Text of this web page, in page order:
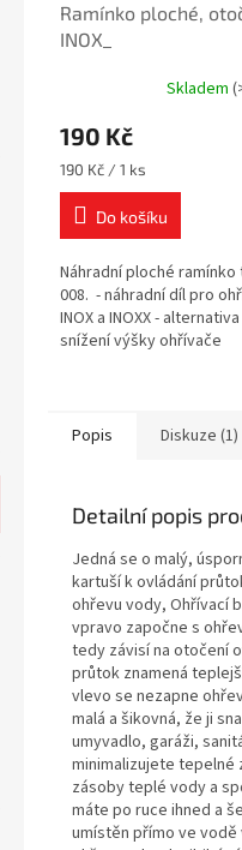
Ramínko ploché,
INOX_
Skladem
190 Kč
Měrná
cena:
190 Kč / 1 ks
Do košíku
Náhradní ploché ramínko
008. - náhradní díl pro
INOX a INOXX -
snížení výšky ohřívače
Popis Diskuze (1)
Detailní popis
Jedná se o malý,
kartuší k ovládání
ohřevu vody, Ohřívací
vpravo započne s
tedy závisí na otočení
průtok znamená
vlevo se nezapne
malá a šikovná, že ji
umyvadlo, garáži,
minimalizujete
zásoby teplé vody a
máte po ruce ihned a
umístěn přímo ve